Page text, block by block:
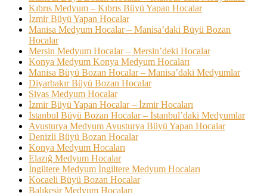
Kıbrıs Medyum – Kıbrıs Büyü Yapan Hocalar
İzmir Büyü Yapan Hocalar
Manisa Medyum Hocalar – Manisa’daki Büyü Bozan
Hocalar
Mersin Medyum Hocalar – Mersin’deki Hocalar
Konya Medyum Konya Medyum Hocaları
Manisa Büyü Bozan Hocalar – Manisa’daki Medyumlar
Diyarbakır Büyü Bozan Hocalar
Sivas Medyum Hocalar
İzmir Büyü Yapan Hocalar – İzmir Hocaları
İstanbul Büyü Bozan Hocalar – İstanbul’daki Medyumlar
Avusturya Medyum Avusturya Büyü Yapan Hocalar
Denizli Büyü Bozan Hocalar
Konya Medyum Hocaları
Elazığ Medyum Hocalar
İngiltere Medyum İngiltere Medyum Hocaları
Kocaeli Büyü Bozan Hocalar
Balıkesir Medyum Hocaları